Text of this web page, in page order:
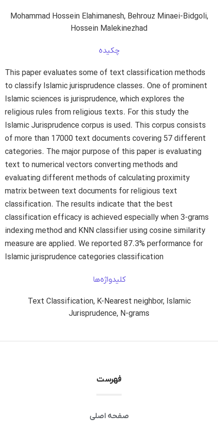
Mohammad Hossein Elahimanesh, Behrouz Minaei-Bidgoli,
Hossein Malekinezhad
چکیده
This paper evaluates some of text classification methods
to classify Islamic jurisprudence classes. One of prominent
Islamic sciences is jurisprudence, which explores the
religious rules from religious texts. For this study the
Islamic Jurisprudence corpus is used. This corpus consists
of more than 17000 text documents covering 57 different
categories. The major purpose of this paper is evaluating
text to numerical vectors converting methods and
evaluating different methods of calculating proximity
matrix between text documents for religious text
classification. The results indicate that the best
classification efficacy is achieved especially when 3-grams
indexing method and KNN classifier using cosine similarity
measure are applied. We reported 87.3% performance for
Islamic jurisprudence categories classification
کلیدواژه‌ها
Text Classification, K-Nearest neighbor, Islamic
Jurisprudence, N-grams
فهرست
صفحه اصلی